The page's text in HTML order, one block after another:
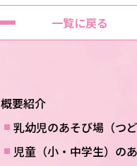
一覧に戻る
概要紹介
乳幼児のあそび場（つど
児童（小・中学生）の